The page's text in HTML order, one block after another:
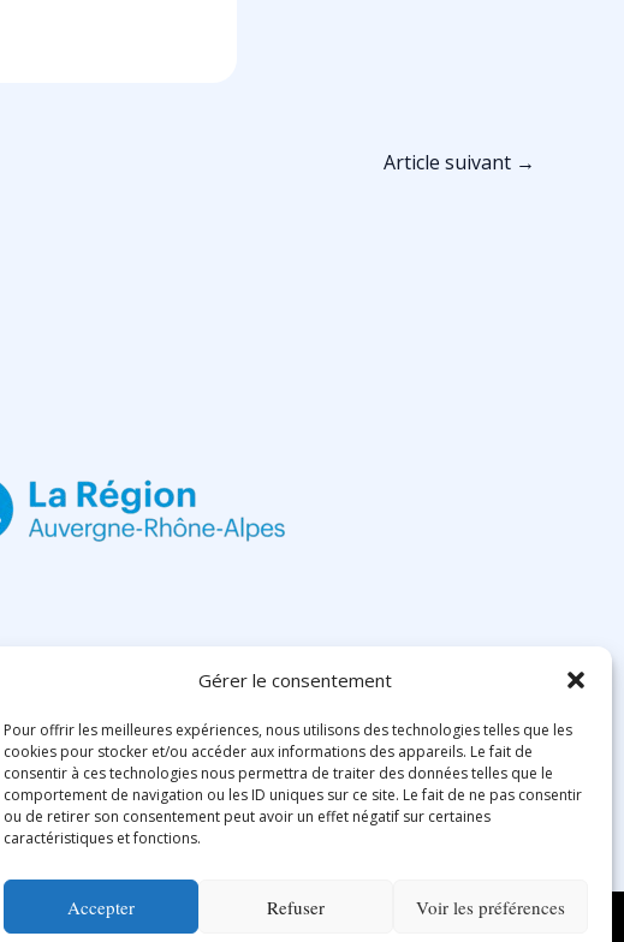
Gérer le consentement
Pour offrir les meilleures expériences, nous utilisons des technologies telles que les
cookies pour stocker et/ou accéder aux informations des appareils. Le fait de
consentir à ces technologies nous permettra de traiter des données telles que le
comportement de navigation ou les ID uniques sur ce site. Le fait de ne pas consentir
ou de retirer son consentement peut avoir un effet négatif sur certaines
caractéristiques et fonctions.
Accepter Refuser Voir les préférences
Article suivant →
❤️